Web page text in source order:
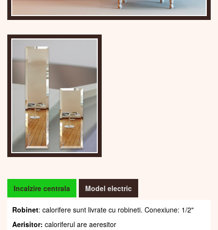
Incalzire centrala Model electric
Robinet: calorifere sunt livrate cu robineti. Conexiune: 1/2"
Aerisitor: caloriferul are aeresitor